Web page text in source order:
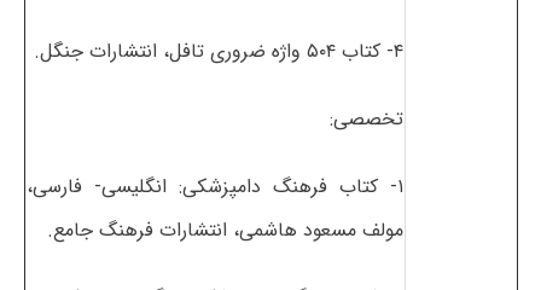
۴- کتاب ۵۰۴ واژه ضروری تافل، انتشارات جنگل.
تخصصی:
۱- کتاب فرهنگ دامپزشکی: انگلیسی- فارسی،
مولف مسعود هاشمی، انتشارات فرهنگ جامع.